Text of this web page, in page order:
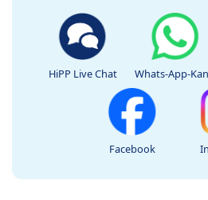
HiPP Live Chat Whats-App-
Facebook